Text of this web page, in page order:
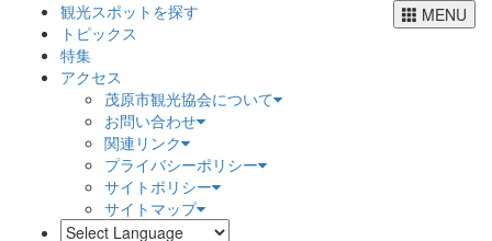
MENU
観光スポットを探す
トピックス
特集
アクセス
茂原市観光協会について
お問い合わせ
関連リンク
プライバシーポリシー
サイトポリシー
サイトマップ